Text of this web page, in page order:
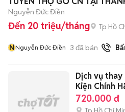
Nguyễn Đức Điền
Đến 20 triệu/tháng Tp Hồ
NNguyễn Đức Điền 3 đã bán
Dịch vụ thay
Kiện Chính
720.000 đ